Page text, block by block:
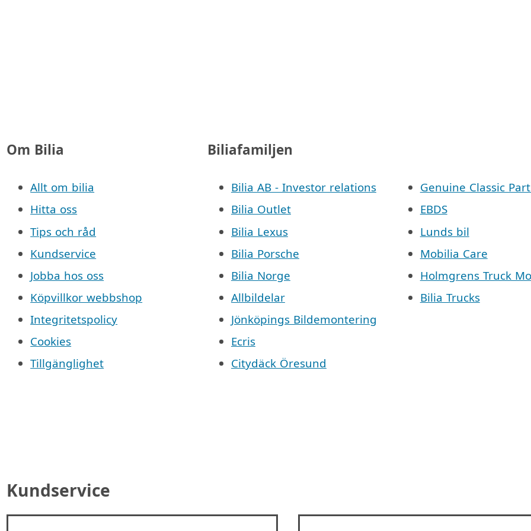
Om Bilia
Allt om bilia
Hitta oss
Tips och råd
Kundservice
Jobba hos oss
Köpvillkor webbshop
Integritetspolicy
Cookies
Tillgänglighet
Biliafamiljen
Bilia AB - Investor relations
Bilia Outlet
Bilia Lexus
Bilia Porsche
Bilia Norge
Allbildelar
Jönköpings Bildemontering
Ecris
Citydäck Öresund
Genuine Classic
EBDS
Lunds bil
Mobilia Care
Holmgrens Truck
Bilia Trucks
Kundservice